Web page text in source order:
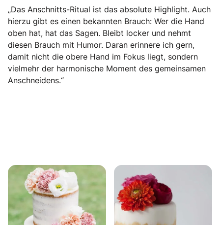
„Das Anschnitts-Ritual ist das absolute Highlight. Auch
hierzu gibt es einen bekannten Brauch: Wer die Hand
oben hat, hat das Sagen. Bleibt locker und nehmt
diesen Brauch mit Humor. Daran erinnere ich gern,
damit nicht die obere Hand im Fokus liegt, sondern
vielmehr der harmonische Moment des gemeinsamen
Anschneidens.“